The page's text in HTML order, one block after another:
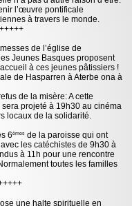
l’œuvre pontificale
à travers le monde.
de l’église de
Jeunes Basques proposent
à ces jeunes pâtissiers !
de Hasparren à Aterbe ona à
de la misère: A cette
projeté à 19h30 au cinéma
locaux de la solidarité.
6èmes de la paroisse qui ont
les catéchistes de 9h30 à
à 11h pour une rencontre
toutes les familles
une halte spirituelle en